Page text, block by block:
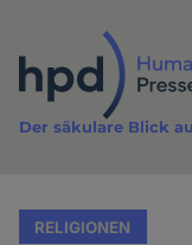
Inhalt
Der säkulare Blick
RELIGIONEN